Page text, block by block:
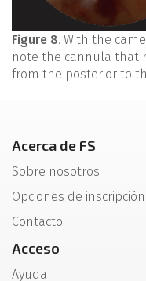
Figure 8. With the
note the cannula that
from the posterior to
Acerca de FS
Sobre nosotros
Opciones de inscripción
Contacto
Acceso
Ayuda